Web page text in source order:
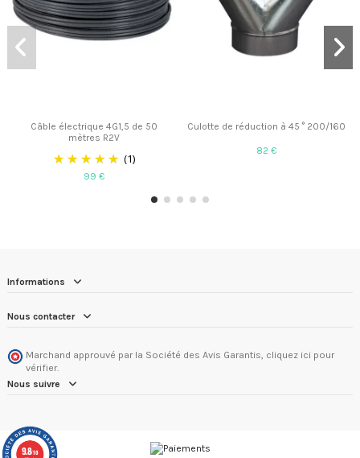
Câble électrique 4G1,5 de 50
mètres R2V
(1)
99 €
Culotte de réduction à 45 ° 200/160
82 €
Informations
Nous contacter
Marchand approuvé par la Société des Avis Garantis, cliquez ici pour
vérifier.
Nous suivre
9.8/10